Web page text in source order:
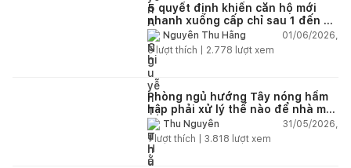
5 quyết định khiến căn hộ mới
nhanh xuống cấp chỉ sau 1 đến 2
nămNguyễn Thu Hằng
01/06/2026,
5lượt thích | 2.778 lượt xem
Phòng ngủ hướng Tây nóng hầm
hập phải xử lý thế nào để nhà mát
hơn?Thu Nguyễn
31/05/2026,
1lượt thích | 3.818 lượt xem